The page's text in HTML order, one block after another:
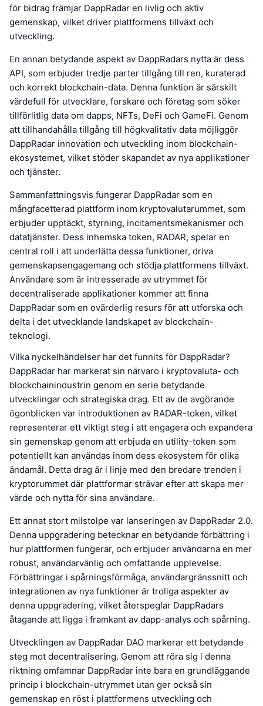
för bidrag främjar DappRadar en livlig och aktiv
gemenskap, vilket driver plattformens tillväxt och
utveckling.
En annan betydande aspekt av DappRadars nytta är dess
API, som erbjuder tredje parter tillgång till ren, kuraterad
och korrekt blockchain-data. Denna funktion är särskilt
värdefull för utvecklare, forskare och företag som söker
tillförlitlig data om dapps, NFTs, DeFi och GameFi. Genom
att tillhandahålla tillgång till högkvalitativ data möjliggör
DappRadar innovation och utveckling inom blockchain-
ekosystemet, vilket stöder skapandet av nya applikationer
och tjänster.
Sammanfattningsvis fungerar DappRadar som en
mångfacetterad plattform inom kryptovalutarummet, som
erbjuder upptäckt, styrning, incitamentsmekanismer och
datatjänster. Dess inhemska token, RADAR, spelar en
central roll i att underlätta dessa funktioner, driva
gemenskapsengagemang och stödja plattformens tillväxt.
Användare som är intresserade av utrymmet för
decentraliserade applikationer kommer att finna
DappRadar som en ovärderlig resurs för att utforska och
delta i det utvecklande landskapet av blockchain-
teknologi.
Vilka nyckelhändelser har det funnits för DappRadar?
DappRadar har markerat sin närvaro i kryptovaluta- och
blockchainindustrin genom en serie betydande
utvecklingar och strategiska drag. Ett av de avgörande
ögonblicken var introduktionen av RADAR-token, vilket
representerar ett viktigt steg i att engagera och expandera
sin gemenskap genom att erbjuda en utility-token som
potentiellt kan användas inom dess ekosystem för olika
ändamål. Detta drag är i linje med den bredare trenden i
kryptorummet där plattformar strävar efter att skapa mer
värde och nytta för sina användare.
Ett annat stort milstolpe var lanseringen av DappRadar 2.0.
Denna uppgradering betecknar en betydande förbättring i
hur plattformen fungerar, och erbjuder användarna en mer
robust, användarvänlig och omfattande upplevelse.
Förbättringar i spårningsförmåga, användargränssnitt och
integrationen av nya funktioner är troliga aspekter av
denna uppgradering, vilket återspeglar DappRadars
åtagande att ligga i framkant av dapp-analys och spårning.
Utvecklingen av DappRadar DAO markerar ett betydande
steg mot decentralisering. Genom att röra sig i denna
riktning omfamnar DappRadar inte bara en grundläggande
princip i blockchain-utrymmet utan ger också sin
gemenskap en röst i plattformens utveckling och